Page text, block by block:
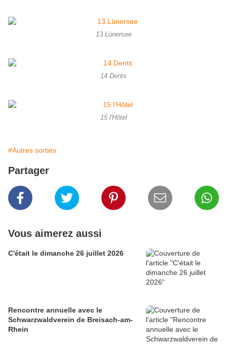
13 Lünersee
14 Dents
15 l'Hôtel
#Autres sorties
Partager
Vous aimerez aussi
C'était le dimanche 26 juillet 2026
Rencontre annuelle avec le
Schwarzwaldverein de Breisach-am-
Rhein